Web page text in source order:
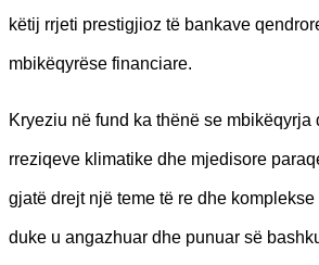
këtij rrjeti prestigjioz të bankave
mbikëqyrëse financiare.
Kryeziu në fund ka thënë se mbikëqyrja
rreziqeve klimatike dhe mjedisore
gjatë drejt një teme të re dhe
duke u angazhuar dhe punuar së